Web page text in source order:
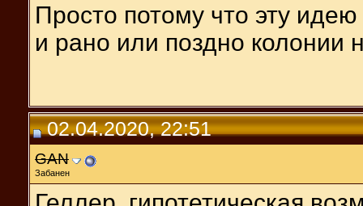
Просто потому что эту
и рано или поздно колонии
02.04.2020, 22:51
GAN
Забанен